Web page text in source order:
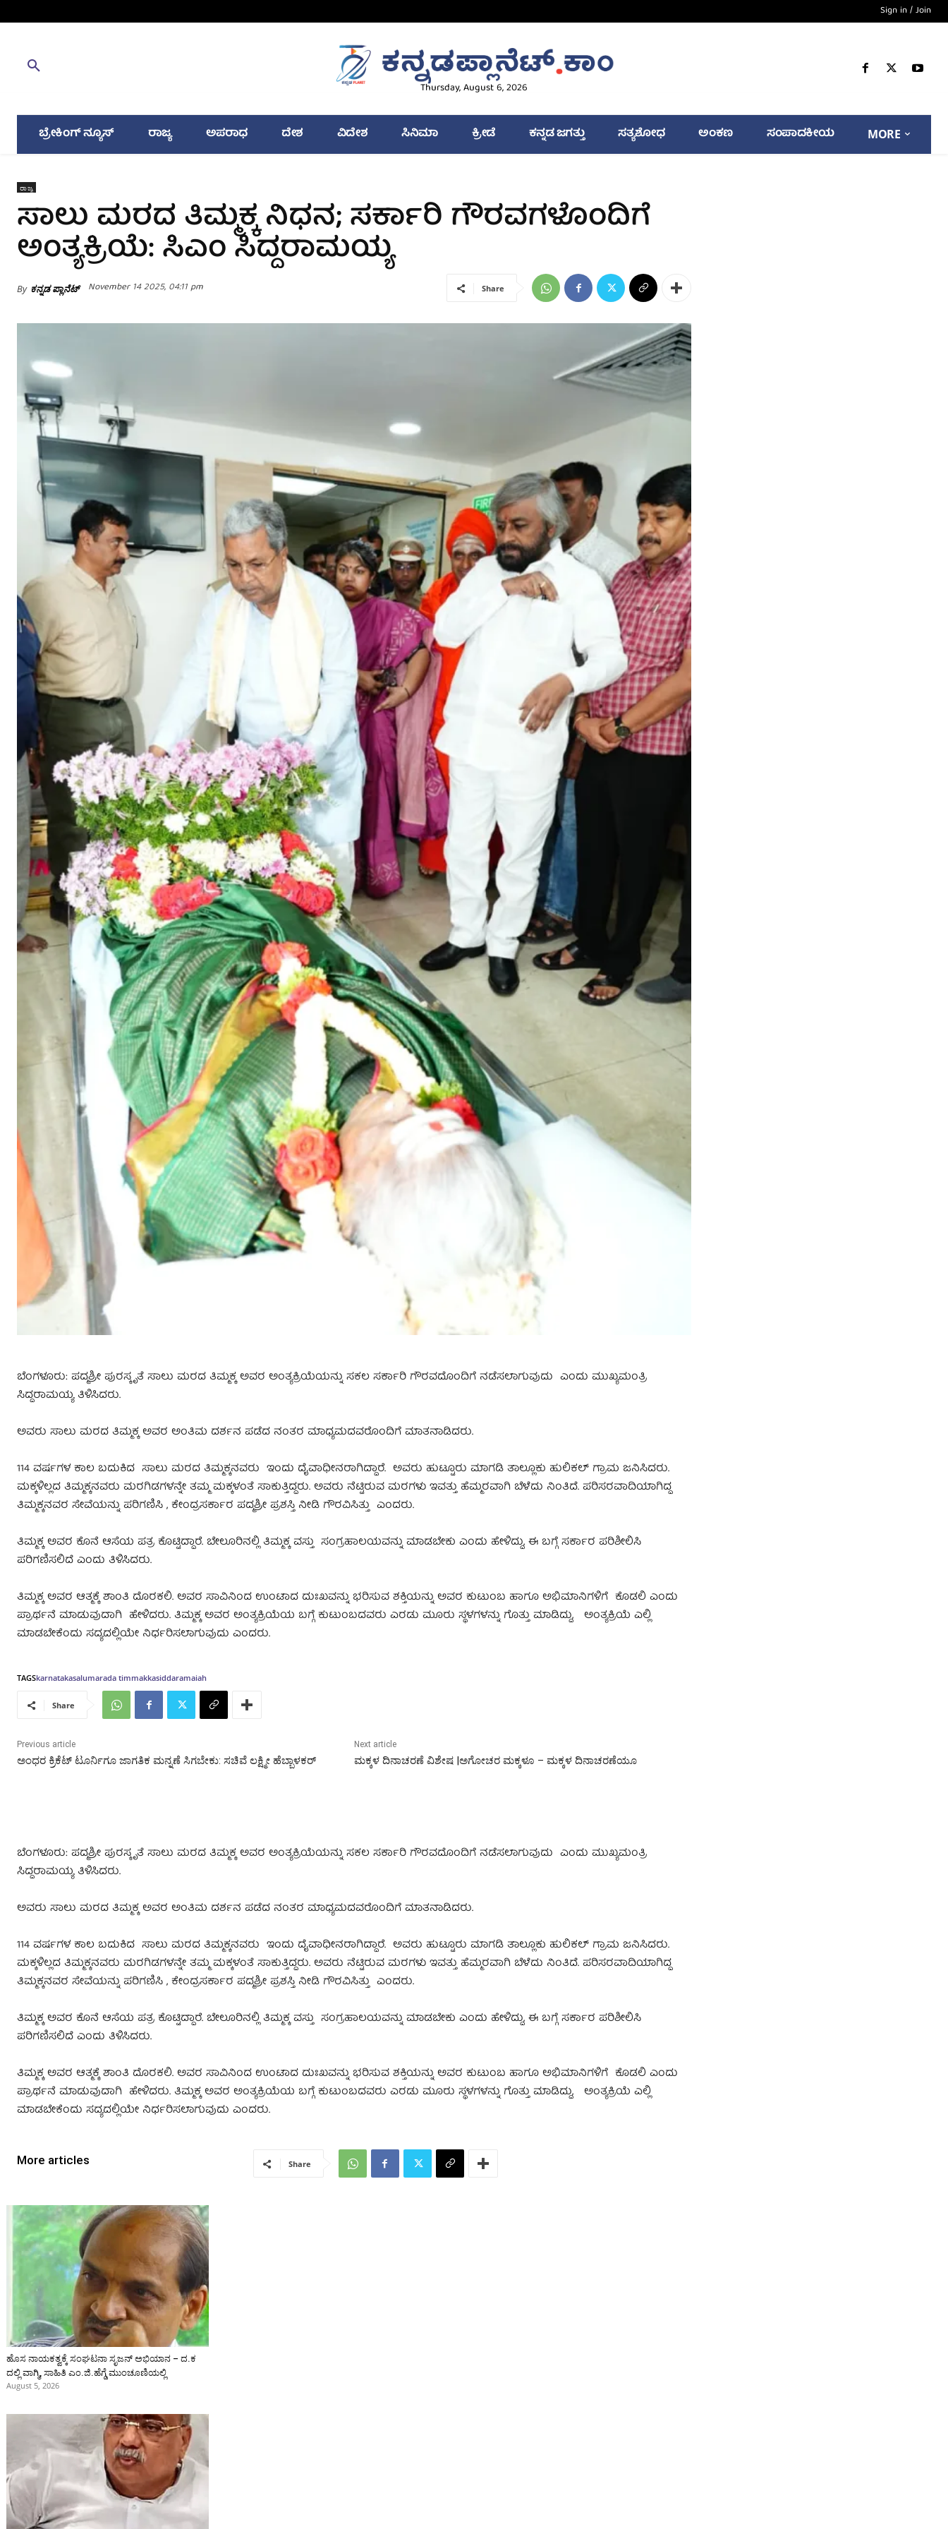
Sign in / Join
Thursday, August 6, 2026
ಬ್ರೇಕಿಂಗ್ ನ್ಯೂಸ್ ರಾಜ್ಯ ಅಪರಾಧ ದೇಶ ವಿದೇಶ ಸಿನಿಮಾ ಕ್ರೀಡೆ ಕನ್ನಡ ಜಗತ್ತು ಸತ್ಯಶೋಧ ಅಂಕಣ ಸಂಪಾದಕೀಯ MORE
ರಾಜ್ಯ
ಸಾಲು ಮರದ ತಿಮ್ಮಕ್ಕ ನಿಧನ; ಸರ್ಕಾರಿ ಗೌರವಗಳೊಂದಿಗೆ
ಅಂತ್ಯಕ್ರಿಯೆ: ಸಿಎಂ ಸಿದ್ದರಾಮಯ್ಯ
By ಕನ್ನಡ ಪ್ಲಾನೆಟ್ November 14 2025, 04:11 pm Share
ಬೆಂಗಳೂರು: ಪದ್ಮಶ್ರೀ ಪುರಸ್ಕೃತೆ ಸಾಲು ಮರದ ತಿಮ್ಮಕ್ಕ ಅವರ ಅಂತ್ಯಕ್ರಿಯೆಯನ್ನು ಸಕಲ ಸರ್ಕಾರಿ ಗೌರವದೊಂದಿಗೆ ನಡೆಸಲಾಗುವುದು ಎಂದು ಮುಖ್ಯಮಂತ್ರಿ
ಸಿದ್ದರಾಮಯ್ಯ ತಿಳಿಸಿದರು.
ಅವರು ಸಾಲು ಮರದ ತಿಮ್ಮಕ್ಕ ಅವರ ಅಂತಿಮ ದರ್ಶನ ಪಡೆದ ನಂತರ ಮಾಧ್ಯಮದವರೊಂದಿಗೆ ಮಾತನಾಡಿದರು.
114 ವರ್ಷಗಳ ಕಾಲ ಬದುಕಿದ ಸಾಲು ಮರದ ತಿಮ್ಮಕ್ಕನವರು ಇಂದು ದೈವಾಧೀನರಾಗಿದ್ದಾರೆ. ಅವರು ಹುಟ್ಟೂರು ಮಾಗಡಿ ತಾಲ್ಲೂಕು ಹುಲಿಕಲ್ ಗ್ರಾಮ ಜನಿಸಿದರು.
ಮಕ್ಕಳಿಲ್ಲದ ತಿಮ್ಮಕ್ಕನವರು ಮರಗಿಡಗಳನ್ನೇ ತಮ್ಮ ಮಕ್ಕಳಂತೆ ಸಾಕುತ್ತಿದ್ದರು. ಅವರು ನೆಟ್ಟಿರುವ ಮರಗಳು ಇವತ್ತು ಹೆಮ್ಮರವಾಗಿ ಬೆಳೆದು ನಿಂತಿದೆ. ಪರಿಸರವಾದಿಯಾಗಿದ್ದ
ತಿಮ್ಮಕ್ಕನವರ ಸೇವೆಯನ್ನು ಪರಿಗಣಿಸಿ , ಕೇಂದ್ರಸರ್ಕಾರ ಪದ್ಮಶ್ರೀ ಪ್ರಶಸ್ತಿ ನೀಡಿ ಗೌರವಿಸಿತ್ತು ಎಂದರು.
ತಿಮ್ಮಕ್ಕ ಅವರ ಕೊನೆ ಆಸೆಯ ಪತ್ರ ಕೊಟ್ಟಿದ್ದಾರೆ. ಬೇಲೂರಿನಲ್ಲಿ ತಿಮ್ಮಕ್ಕ ವಸ್ತು ಸಂಗ್ರಹಾಲಯವನ್ನು ಮಾಡಬೇಕು ಎಂದು ಹೇಳಿದ್ದು, ಈ ಬಗ್ಗೆ ಸರ್ಕಾರ ಪರಿಶೀಲಿಸಿ
ಪರಿಗಣಿಸಲಿದೆ ಎಂದು ತಿಳಿಸಿದರು.
ತಿಮ್ಮಕ್ಕ ಅವರ ಆತ್ಮಕ್ಕೆ ಶಾಂತಿ ದೊರಕಲಿ. ಅವರ ಸಾವಿನಿಂದ ಉಂಟಾದ ದುಃಖವನ್ನು ಭರಿಸುವ ಶಕ್ತಿಯನ್ನು ಅವರ ಕುಟುಂಬ ಹಾಗೂ ಅಭಿಮಾನಿಗಳಿಗೆ ಕೊಡಲಿ ಎಂದು
ಪ್ರಾರ್ಥನೆ ಮಾಡುವುದಾಗಿ ಹೇಳಿದರು. ತಿಮ್ಮಕ್ಕ ಅವರ ಅಂತ್ಯಕ್ರಿಯೆಯ ಬಗ್ಗೆ ಕುಟುಂಬದವರು ಎರಡು ಮೂರು ಸ್ಥಳಗಳನ್ನು ಗೊತ್ತು ಮಾಡಿದ್ದು, ಅಂತ್ಯಕ್ರಿಯೆ ಎಲ್ಲಿ
ಮಾಡಬೇಕೆಂದು ಸದ್ಯದಲ್ಲಿಯೇ ನಿರ್ಧರಿಸಲಾಗುವುದು ಎಂದರು.
TAGSkarnatakasalumarada timmakkasiddaramaiah
Share
Previous article
ಅಂಧರ ಕ್ರಿಕೆಟ್ ಟೂರ್ನಿಗೂ ಜಾಗತಿಕ ಮನ್ನಣೆ ಸಿಗಬೇಕು: ಸಚಿವೆ ಲಕ್ಷ್ಮೀ ಹೆಬ್ಬಾಳಕರ್
Next article
ಮಕ್ಕಳ ದಿನಾಚರಣೆ ವಿಶೇಷ |ಅಗೋಚರ ಮಕ್ಕಳೂ – ಮಕ್ಕಳ ದಿನಾಚರಣೆಯೂ
ಬೆಂಗಳೂರು: ಪದ್ಮಶ್ರೀ ಪುರಸ್ಕೃತೆ ಸಾಲು ಮರದ ತಿಮ್ಮಕ್ಕ ಅವರ ಅಂತ್ಯಕ್ರಿಯೆಯನ್ನು ಸಕಲ ಸರ್ಕಾರಿ ಗೌರವದೊಂದಿಗೆ ನಡೆಸಲಾಗುವುದು ಎಂದು ಮುಖ್ಯಮಂತ್ರಿ
ಸಿದ್ದರಾಮಯ್ಯ ತಿಳಿಸಿದರು.
ಅವರು ಸಾಲು ಮರದ ತಿಮ್ಮಕ್ಕ ಅವರ ಅಂತಿಮ ದರ್ಶನ ಪಡೆದ ನಂತರ ಮಾಧ್ಯಮದವರೊಂದಿಗೆ ಮಾತನಾಡಿದರು.
114 ವರ್ಷಗಳ ಕಾಲ ಬದುಕಿದ ಸಾಲು ಮರದ ತಿಮ್ಮಕ್ಕನವರು ಇಂದು ದೈವಾಧೀನರಾಗಿದ್ದಾರೆ. ಅವರು ಹುಟ್ಟೂರು ಮಾಗಡಿ ತಾಲ್ಲೂಕು ಹುಲಿಕಲ್ ಗ್ರಾಮ ಜನಿಸಿದರು.
ಮಕ್ಕಳಿಲ್ಲದ ತಿಮ್ಮಕ್ಕನವರು ಮರಗಿಡಗಳನ್ನೇ ತಮ್ಮ ಮಕ್ಕಳಂತೆ ಸಾಕುತ್ತಿದ್ದರು. ಅವರು ನೆಟ್ಟಿರುವ ಮರಗಳು ಇವತ್ತು ಹೆಮ್ಮರವಾಗಿ ಬೆಳೆದು ನಿಂತಿದೆ. ಪರಿಸರವಾದಿಯಾಗಿದ್ದ
ತಿಮ್ಮಕ್ಕನವರ ಸೇವೆಯನ್ನು ಪರಿಗಣಿಸಿ , ಕೇಂದ್ರಸರ್ಕಾರ ಪದ್ಮಶ್ರೀ ಪ್ರಶಸ್ತಿ ನೀಡಿ ಗೌರವಿಸಿತ್ತು ಎಂದರು.
ತಿಮ್ಮಕ್ಕ ಅವರ ಕೊನೆ ಆಸೆಯ ಪತ್ರ ಕೊಟ್ಟಿದ್ದಾರೆ. ಬೇಲೂರಿನಲ್ಲಿ ತಿಮ್ಮಕ್ಕ ವಸ್ತು ಸಂಗ್ರಹಾಲಯವನ್ನು ಮಾಡಬೇಕು ಎಂದು ಹೇಳಿದ್ದು, ಈ ಬಗ್ಗೆ ಸರ್ಕಾರ ಪರಿಶೀಲಿಸಿ
ಪರಿಗಣಿಸಲಿದೆ ಎಂದು ತಿಳಿಸಿದರು.
ತಿಮ್ಮಕ್ಕ ಅವರ ಆತ್ಮಕ್ಕೆ ಶಾಂತಿ ದೊರಕಲಿ. ಅವರ ಸಾವಿನಿಂದ ಉಂಟಾದ ದುಃಖವನ್ನು ಭರಿಸುವ ಶಕ್ತಿಯನ್ನು ಅವರ ಕುಟುಂಬ ಹಾಗೂ ಅಭಿಮಾನಿಗಳಿಗೆ ಕೊಡಲಿ ಎಂದು
ಪ್ರಾರ್ಥನೆ ಮಾಡುವುದಾಗಿ ಹೇಳಿದರು. ತಿಮ್ಮಕ್ಕ ಅವರ ಅಂತ್ಯಕ್ರಿಯೆಯ ಬಗ್ಗೆ ಕುಟುಂಬದವರು ಎರಡು ಮೂರು ಸ್ಥಳಗಳನ್ನು ಗೊತ್ತು ಮಾಡಿದ್ದು, ಅಂತ್ಯಕ್ರಿಯೆ ಎಲ್ಲಿ
ಮಾಡಬೇಕೆಂದು ಸದ್ಯದಲ್ಲಿಯೇ ನಿರ್ಧರಿಸಲಾಗುವುದು ಎಂದರು.
More articles
ಹೊಸ ನಾಯಕತ್ವಕ್ಕೆ ಸಂಘಟನಾ ಸೃಜನ್ ಅಭಿಯಾನ – ದ.ಕ
ದಲ್ಲಿ ವಾಗ್ಮಿ, ಸಾಹಿತಿ ಎಂ.ಜಿ.ಹೆಗ್ಡೆ ಮುಂಚೂಣಿಯಲ್ಲಿ
August 5, 2026
Share